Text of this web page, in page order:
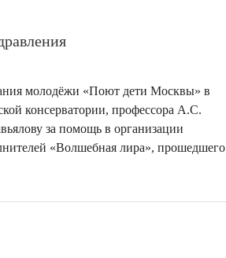
молодёжи «Поют дети Москвы» в
консерватории, профессора А.С.
за помощь в организации
«Волшебная лира», прошедшего